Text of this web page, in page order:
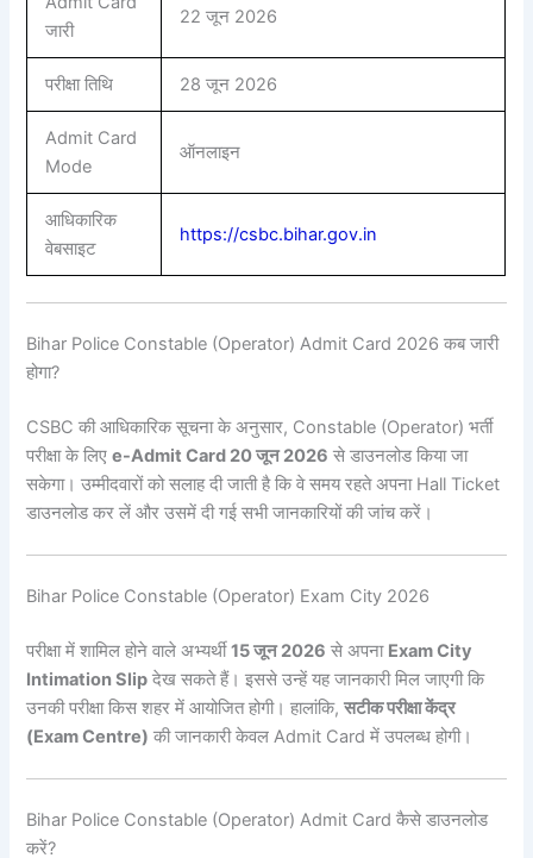
जारी
22 जून 2026
परीक्षा तिथि 28 जून 2026
Admit Card
Mode
ऑनलाइन
आधिकारिक
वेबसाइट
https://csbc.bihar.gov.in
Bihar Police Constable (Operator) Admit Card 2026 कब जारी
होगा?
CSBC की आधिकारिक सूचना के अनुसार, Constable (Operator) भर्ती
परीक्षा के लिएe-Admit Card 20 जून 2026 से डाउनलोड किया जा
सकेगा। उम्मीदवारों को सलाह दी जाती है कि वे समय रहते अपना Hall Ticket
डाउनलोड कर लें और उसमें दी गई सभी जानकारियों की जांच करें।
Bihar Police Constable (Operator) Exam City 2026
परीक्षा में शामिल होने वाले अभ्यर्थी15 जून 2026 से अपना Exam City
Intimation Slip देख सकते हैं। इससे उन्हें यह जानकारी मिल जाएगी कि
उनकी परीक्षा किस शहर में आयोजित होगी। हालांकि,सटीक परीक्षा केंद्र
(Exam Centre) की जानकारी केवल Admit Card में उपलब्ध होगी।
Bihar Police Constable (Operator) Admit Card कैसे डाउनलोड
करें?